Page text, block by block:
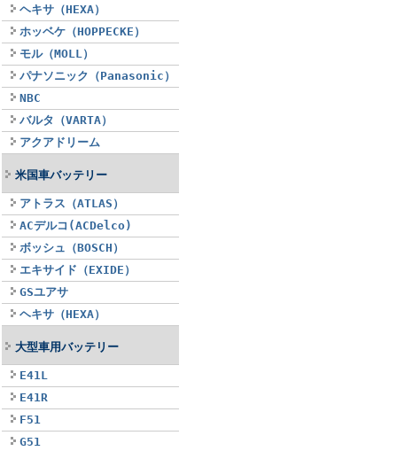
ヘキサ（HEXA）
ホッベケ（HOPPECKE）
モル（MOLL）
パナソニック（Panasonic）
NBC
バルタ（VARTA）
アクアドリーム
米国車バッテリー
アトラス（ATLAS）
ACデルコ(ACDelco)
ボッシュ（BOSCH）
エキサイド（EXIDE）
GSユアサ
ヘキサ（HEXA）
大型車用バッテリー
E41L
E41R
F51
G51